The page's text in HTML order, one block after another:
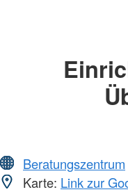
Beratungszentrum
Karte: Link zur